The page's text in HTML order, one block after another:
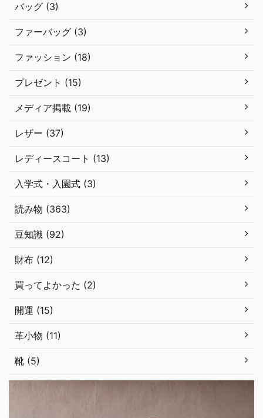
バッグ (3)
ファーバッグ (3)
ファッション (18)
プレゼント (15)
メディア掲載 (19)
レザー (37)
レディースコート (13)
入学式・入園式 (3)
読み物 (363)
豆知識 (92)
財布 (12)
買ってよかった (2)
開運 (15)
革小物 (11)
靴 (5)